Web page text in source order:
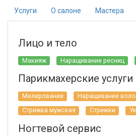
Услуги О салоне Мастера
Лицо и тело
Макияж Наращивание ресниц
Парикмахерские услуги
Мелирование Наращивание
Стрижка мужская
Стрижки
Ногтевой сервис